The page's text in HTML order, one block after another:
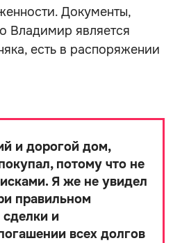
Документы,
Владимир является
есть в распоряжении
и дорогой дом,
потому что не
Я же не увидел
правильном
сделки и
всех долгов